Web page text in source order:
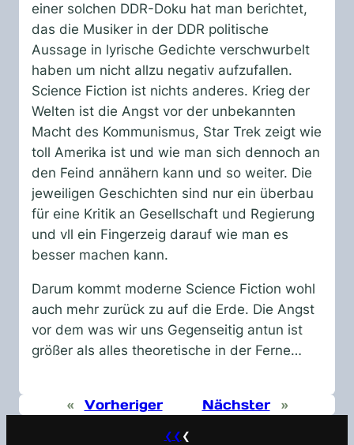
einer solchen DDR-Doku hat man berichtet,
das die Musiker in der DDR politische
Aussage in lyrische Gedichte verschwurbelt
haben um nicht allzu negativ aufzufallen.
Science Fiction ist nichts anderes. Krieg der
Welten ist die Angst vor der unbekannten
Macht des Kommunismus, Star Trek zeigt wie
toll Amerika ist und wie man sich dennoch an
den Feind annähern kann und so weiter. Die
jeweiligen Geschichten sind nur ein überbau
für eine Kritik an Gesellschaft und Regierung
und vll ein Fingerzeig darauf wie man es
besser machen kann.
Darum kommt moderne Science Fiction wohl
auch mehr zurück zu auf die Erde. Die Angst
vor dem was wir uns Gegenseitig antun ist
größer als alles theoretische in der Ferne…
« Vorheriger Nächster »
❮❮ ❮